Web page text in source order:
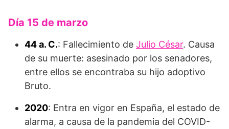
Día 15 de marzo
44 a. C.: Fallecimiento de Julio César. Causa
de su muerte: asesinado por los senadores,
entre ellos se encontraba su hijo adoptivo
Bruto.
2020: Entra en vigor en España, el estado de
alarma, a causa de la pandemia del COVID-